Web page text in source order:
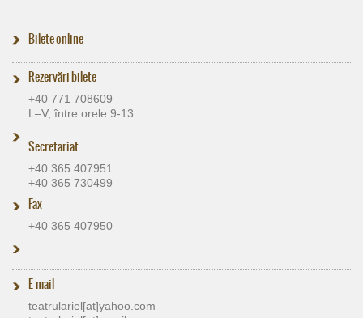
Bilete online
Rezervări bilete
+40 771 708609
L–V, între orele 9-13
Secretariat
+40 365 407951
+40 365 730499
Fax
+40 365 407950
E-mail
teatrulariel[at]​yahoo.com